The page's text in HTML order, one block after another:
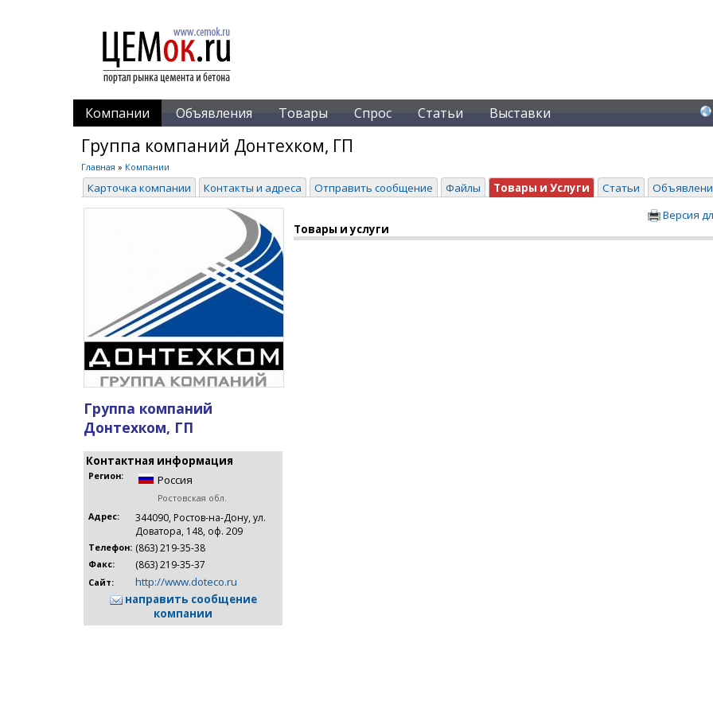
Компании Объявления Товары Спрос Статьи Выставки
Группа компаний Донтехком, ГП
Главная » Компании
Карточка компании Контакты и адреса Отправить сообщение Файлы Товары и Услуги Статьи
Группа компаний
Донтехком, ГП
Контактная информация
Регион: Россия
Ростовская обл.
Адрес:
344090, Ростов-на-Дону, ул.
Доватора, 148, оф. 209
Телефон: (863) 219-35-38
Факс: (863) 219-35-37
Сайт:
http://www.doteco.ru
направить сообщение
компании
Версия
Товары и услуги